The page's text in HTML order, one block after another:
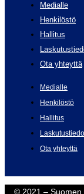
Medialle
Henkilöstö
Hallitus
Ota yhteyttä
Medialle
Henkilöstö
Hallitus
Ota yhteyttä
© 2021 – Suomen